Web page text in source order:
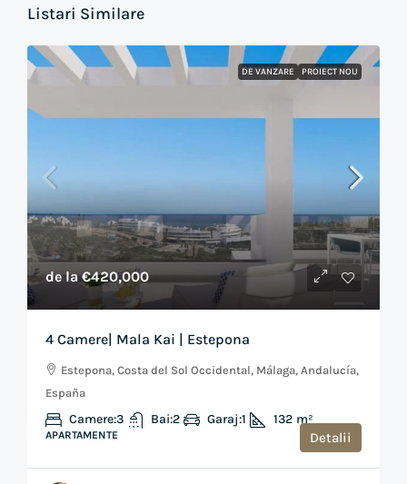
Listari Similare
DE VANZARE PROIECT NOU
de la€420,000
4 Camere| Mala Kai | Estepona
Estepona, Costa del Sol Occidental, Málaga, Andalucía,
España
Camere:3 Bai:2 Garaj:1 132 m²
APARTAMENTE Detalii